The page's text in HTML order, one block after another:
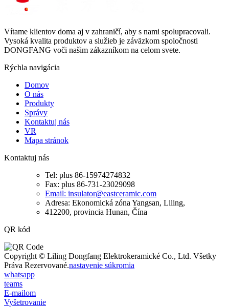
Vítame klientov doma aj v zahraničí, aby s nami spolupracovali.
Vysoká kvalita produktov a služieb je záväzkom spoločnosti
DONGFANG voči našim zákazníkom na celom svete.
Rýchla navigácia
Domov
O nás
Produkty
Správy
Kontaktuj nás
VR
Mapa stránok
Kontaktuj nás
Tel: plus 86-15974274832
Fax: plus 86-731-23029098
Email: insulator@eastceramic.com
Adresa: Ekonomická zóna Yangsan, Liling,
412200, provincia Hunan, Čína
QR kód
Copyright © Liling Dongfang Elektrokeramické Co., Ltd. Všetky
Práva Rezervované.nastavenie súkromia
whatsapp
teams
E-mailom
Vyšetrovanie